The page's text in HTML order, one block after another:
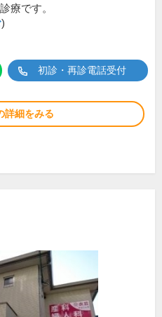
療です。
)
初診・再診電話受付
詳細をみる